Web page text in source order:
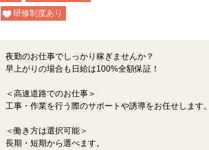
研修制度あり
夜勤のお仕事でしっかり稼ぎませんか？
早上がりの場合も日給は100%全額保証！
＜高速道路でのお仕事＞
工事・作業を行う際のサポートや誘導をお任せします
＜働き方は選択可能＞
長期・短期から選べます。